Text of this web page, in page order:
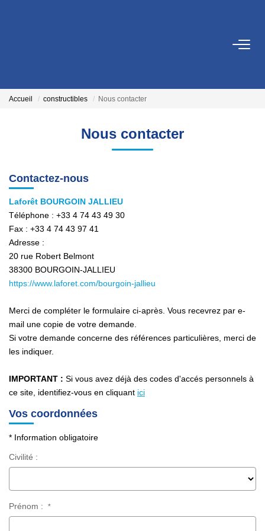
LOCATIONS
GESTION
NOS AGENCES
Qui Sommes Nous
Nos Services
Avis Clients
CONTACT
Accueil constructibles Nous contacter
Nous contacter
Contactez-nous
Laforêt BOURGOIN JALLIEU
Téléphone : +33 4 74 43 49 30
Fax : +33 4 74 43 97 41
Adresse :
20 rue Robert Belmont
38300 BOURGOIN-JALLIEU
https://www.laforet.com/bourgoin-jallieu
Merci de compléter le formulaire ci-après. Vous recevrez par e-
mail une copie de votre demande.
Si votre demande concerne des références particulières, merci de
les indiquer.
IMPORTANT : Si vous avez déjà des codes d'accés personnels à
ce site, identifiez-vous en cliquant ici
Vos coordonnées
* Information obligatoire
Civilité :
Prénom : *